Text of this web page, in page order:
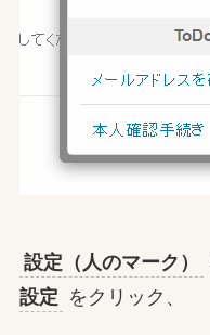
設定（人のマーク）
設定 をクリック、